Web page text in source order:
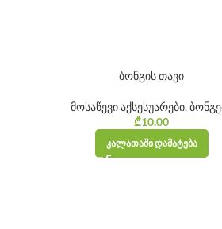
ბონგის თავი
მოსაწევი აქსესუარები,
₾10.00
ᲙᲐᲚᲐᲗᲐᲨᲘ ᲓᲐᲛᲐᲢᲔᲑᲐ